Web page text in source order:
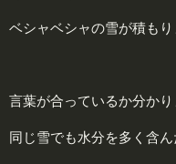
ベシャベシャの雪が積もり
言葉が合っているか分かり
同じ雪でも水分を多く含